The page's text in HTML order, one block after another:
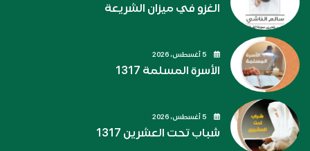
الغزو في ميزان الشريعة
الأسرة المسلمة 1317
شباب تحت العشرين 1317